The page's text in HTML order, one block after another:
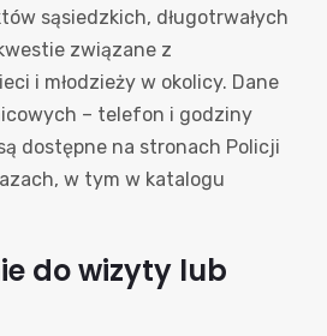
sąsiedzkich, długotrwałych
związane z
i młodzieży w okolicy. Dane
– telefon i godziny
dostępne na stronach Policji
w tym w katalogu
do wizyty lub